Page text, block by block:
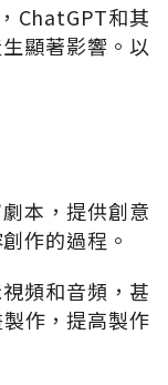
ChatGPT和其
顯著影響。以
本，提供創意
作的過程。
頻和音頻，甚
作，提高製作